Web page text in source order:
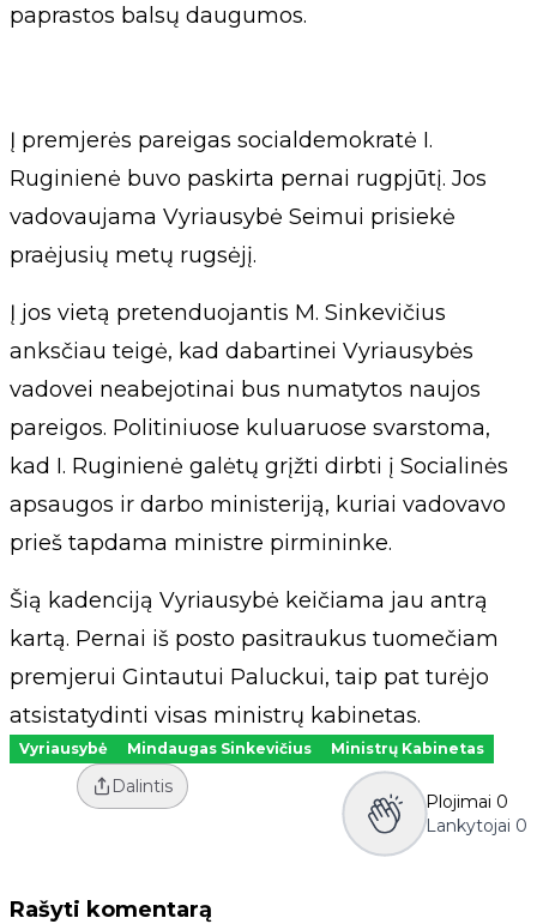
paprastos balsų daugumos.
Į premjerės pareigas socialdemokratė I.
Ruginienė buvo paskirta pernai rugpjūtį. Jos
vadovaujama Vyriausybė Seimui prisiekė
praėjusių metų rugsėjį.
Į jos vietą pretenduojantis M. Sinkevičius
anksčiau teigė, kad dabartinei Vyriausybės
vadovei neabejotinai bus numatytos naujos
pareigos. Politiniuose kuluaruose svarstoma,
kad I. Ruginienė galėtų grįžti dirbti į Socialinės
apsaugos ir darbo ministeriją, kuriai vadovavo
prieš tapdama ministre pirmininke.
Šią kadenciją Vyriausybė keičiama jau antrą
kartą. Pernai iš posto pasitraukus tuomečiam
premjerui Gintautui Paluckui, taip pat turėjo
atsistatydinti visas ministrų kabinetas.
Vyriausybė Mindaugas Sinkevičius Ministrų Kabinetas
Dalintis
Plojimai 0
Lankytojai 0
Rašyti komentarą